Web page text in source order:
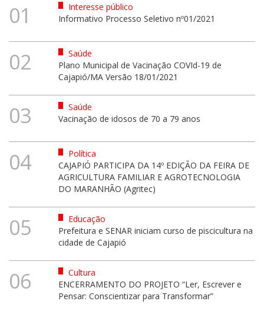
01
Interesse público
Informativo Processo Seletivo nº01/2021
02
Saúde
Plano Municipal de Vacinação COVId-19 de
Cajapió/MA Versão 18/01/2021
03
Saúde
Vacinação de idosos de 70 a 79 anos
04
Política
CAJAPIÓ PARTICIPA DA 14º EDIÇÃO DA FEIRA DE
AGRICULTURA FAMILIAR E AGROTECNOLOGIA
DO MARANHÃO (Agritec)
05
Educação
Prefeitura e SENAR iniciam curso de piscicultura na
cidade de Cajapió
06
Cultura
ENCERRAMENTO DO PROJETO “Ler, Escrever e
Pensar: Conscientizar para Transformar”